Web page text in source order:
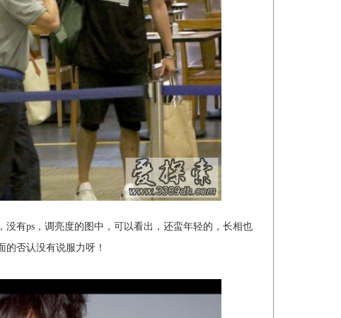
没有ps，调亮度的图中，可以看出，还蛮年轻的，长相也
否认没有说服力呀！